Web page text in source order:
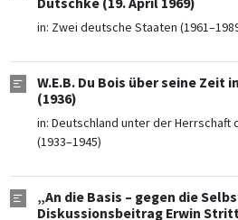
in: Zwei deutsche Staaten
W.E.B. Du Bois über seine Zeit
(1936)
in: Deutschland unter der Herrschaft
(1933–1945)
„An die Basis – gegen die
Diskussionsbeitrag Erwin